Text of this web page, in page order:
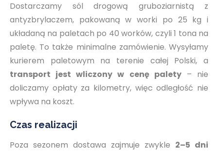
Dostarczamy sól drogową gruboziarnistą z
antyzbrylaczem, pakowaną w worki po 25 kg i
układaną na paletach po 40 worków, czyli 1 tona na
paletę. To także minimalne zamówienie. Wysyłamy
kurierem paletowym na terenie całej Polski, a
transport jest wliczony w cenę palety– nie
doliczamy opłaty za kilometry, więc odległość nie
wpływa na koszt.
Czas realizacji
Poza sezonem dostawa zajmuje zwykle 2–5 dni